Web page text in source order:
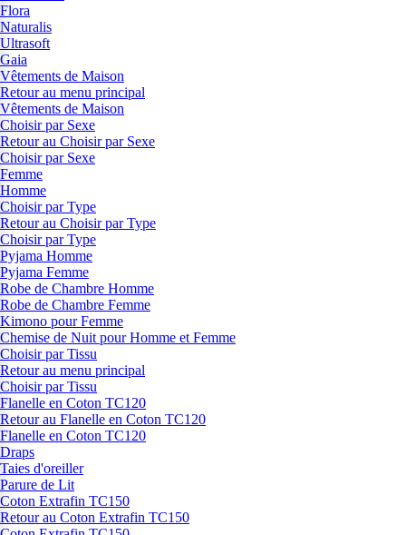
Flora
Naturalis
Ultrasoft
Gaia
Vêtements de Maison
Retour au menu principal
Vêtements de Maison
Choisir par Sexe
Retour au Choisir par Sexe
Choisir par Sexe
Femme
Homme
Choisir par Type
Retour au Choisir par Type
Choisir par Type
Pyjama Homme
Pyjama Femme
Robe de Chambre Homme
Robe de Chambre Femme
Kimono pour Femme
Chemise de Nuit pour Homme et Femme
Choisir par Tissu
Retour au menu principal
Choisir par Tissu
Flanelle en Coton TC120
Retour au Flanelle en Coton TC120
Flanelle en Coton TC120
Draps
Taies d'oreiller
Parure de Lit
Coton Extrafin TC150
Retour au Coton Extrafin TC150